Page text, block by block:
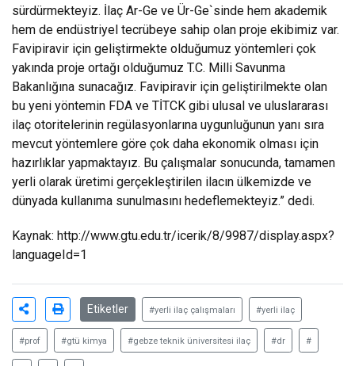
sürdürmekteyiz. İlaç Ar-Ge ve Ür-Ge`sinde hem akademik
hem de endüstriyel tecrübeye sahip olan proje ekibimiz var.
Favipiravir için geliştirmekte olduğumuz yöntemleri çok
yakında proje ortağı olduğumuz T.C. Milli Savunma
Bakanlığına sunacağız. Favipiravir için geliştirilmekte olan
bu yeni yöntemin FDA ve TİTCK gibi ulusal ve uluslararası
ilaç otoritelerinin regülasyonlarına uygunluğunun yanı sıra
mevcut yöntemlere göre çok daha ekonomik olması için
hazırlıklar yapmaktayız. Bu çalışmalar sonucunda, tamamen
yerli olarak üretimi gerçekleştirilen ilacın ülkemizde ve
dünyada kullanıma sunulmasını hedeflemekteyiz.” dedi.
Kaynak: http://www.gtu.edu.tr/icerik/8/9987/display.aspx?
languageId=1
Etiketler #yerli ilaç çalışmaları #yerli ilaç
#prof #gtü kimya #gebze teknik üniversitesi ilaç #dr #